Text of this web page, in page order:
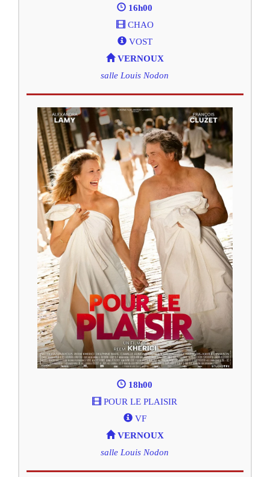
16h00
CHAO
VOST
VERNOUX
salle Louis Nodon
18h00
POUR LE PLAISIR
VF
VERNOUX
salle Louis Nodon